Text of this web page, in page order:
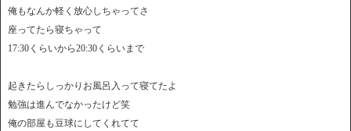
俺もなんか軽く放心しちゃってさ
座ってたら寝ちゃって
17:30くらいから20:30くらいまで
起きたらしっかりお風呂入って寝てたよ
勉強は進んでなかったけど笑
俺の部屋も豆球にしてくれてて